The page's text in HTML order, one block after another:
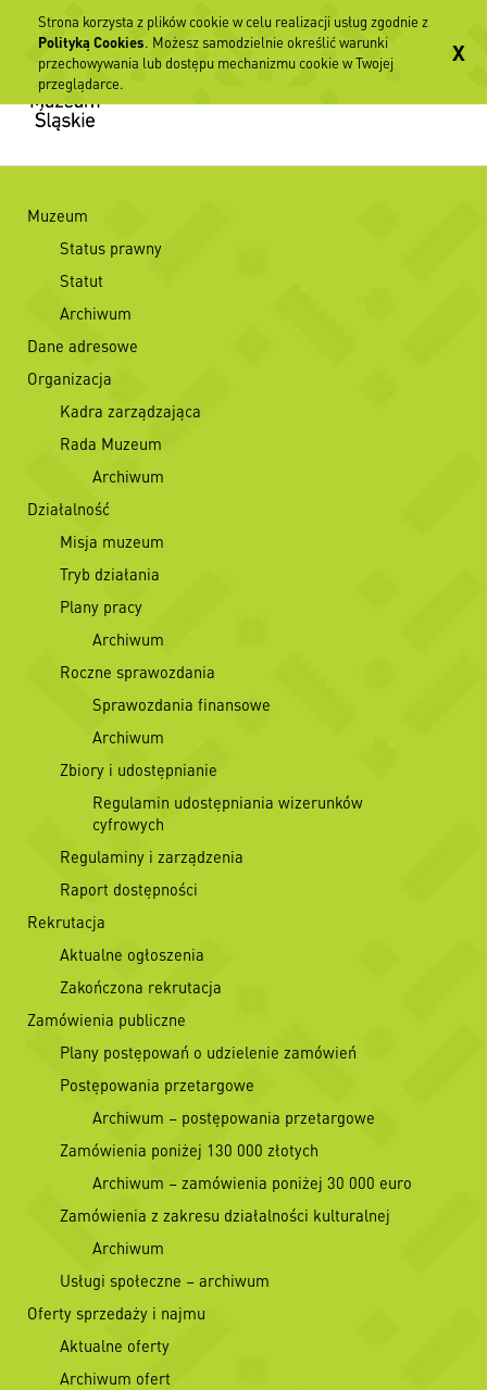
Muzeum
Status prawny
Statut
Archiwum
Dane adresowe
Organizacja
Kadra zarządzająca
Rada Muzeum
Archiwum
Działalność
Misja muzeum
Tryb działania
Plany pracy
Archiwum
Roczne sprawozdania
Sprawozdania finansowe
Archiwum
Zbiory i udostępnianie
Regulamin udostępniania wizerunków
cyfrowych
Regulaminy i zarządzenia
Raport dostępności
Rekrutacja
Aktualne ogłoszenia
Zakończona rekrutacja
Zamówienia publiczne
Plany postępowań o udzielenie zamówień
Postępowania przetargowe
Archiwum – postępowania przetargowe
Zamówienia poniżej 130 000 złotych
Archiwum – zamówienia poniżej 30 000 euro
Zamówienia z zakresu działalności kulturalnej
Archiwum
Usługi społeczne – archiwum
Oferty sprzedaży i najmu
Aktualne oferty
Archiwum ofert
Strona korzysta z plików cookie w celu realizacji usług zgodnie z
Polityką Cookies. Możesz samodzielnie określić warunki
przechowywania lub dostępu mechanizmu cookie w Twojej
przeglądarce.
X